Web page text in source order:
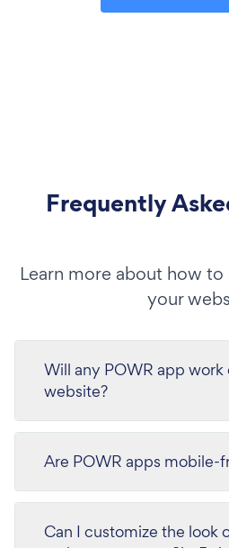
Frequently
Learn more about how
your
Will any POWR app work
website?
Are POWR apps mobile-
Can I customize the look